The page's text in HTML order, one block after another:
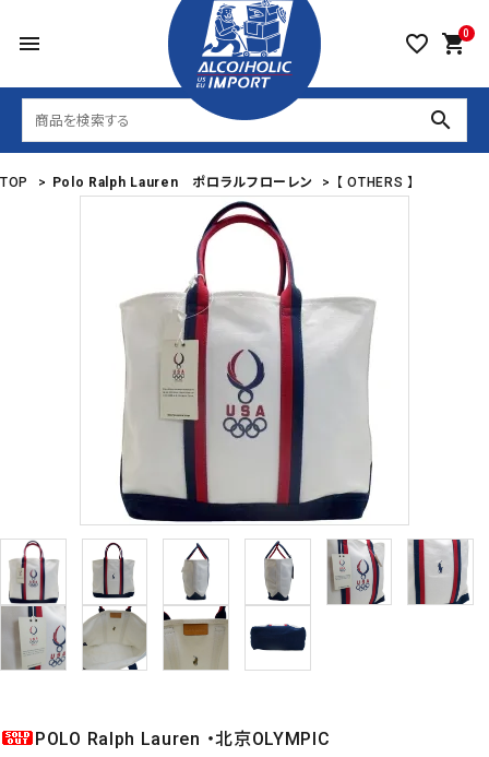
menu favorite_border 0
shopping_cart
search
TOP > Polo Ralph Lauren ポロラルフローレン > 【 OTHERS 】
POLO Ralph Lauren ・北京OLYMPIC